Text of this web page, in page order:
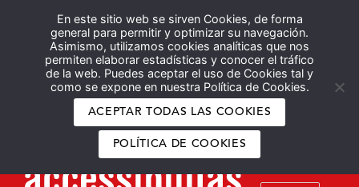
En este sitio web se sirven Cookies, de forma
general para permitir y optimizar su navegación.
Asimismo, utilizamos cookies analíticas que nos
permiten elaborar estadísticas y conocer el tráfico
de la web. Puedes aceptar el uso de Cookies tal y
como se expone en nuestra Política de Cookies.
ACEPTAR TODAS LAS COOKIES
POLÍTICA DE COOKIES
Español English